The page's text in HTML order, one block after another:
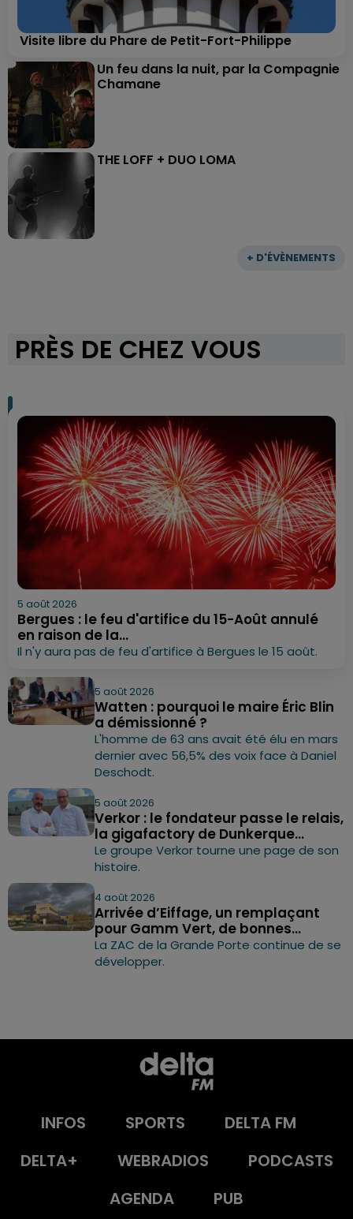
+ D'ÉVÈNEMENTS
Visite libre du Phare de Petit-Fort-Philippe
Un feu dans la nuit, par la Compagnie
Chamane
THE LOFF + DUO LOMA
PRÈS DE CHEZ VOUS
5 août 2026
Bergues : le feu d'artifice du 15-Août annulé
en raison de la...
Il n'y aura pas de feu d'artifice à Bergues le 15 août.
5 août 2026
Watten : pourquoi le maire Éric Blin
a démissionné ?
L'homme de 63 ans avait été élu en mars
dernier avec 56,5% des voix face à Daniel
Deschodt.
5 août 2026
Verkor : le fondateur passe le relais,
la gigafactory de Dunkerque...
Le groupe Verkor tourne une page de son
histoire.
4 août 2026
Arrivée d’Eiffage, un remplaçant
pour Gamm Vert, de bonnes...
La ZAC de la Grande Porte continue de se
développer.
INFOS SPORTS
DELTA FM
DELTA+
WEBRADIOS
PODCASTS
AGENDA
PUB